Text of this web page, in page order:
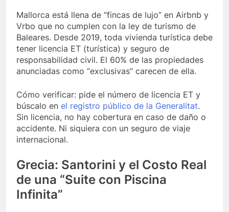
Mallorca está llena de “fincas de lujo” en Airbnb y
Vrbo que no cumplen con la ley de turismo de
Baleares. Desde 2019, toda vivienda turística debe
tener licencia ET (turística) y seguro de
responsabilidad civil. El 60% de las propiedades
anunciadas como “exclusivas” carecen de ella.
Cómo verificar: pide el número de licencia ET y
búscalo en el registro público de la Generalitat.
Sin licencia, no hay cobertura en caso de daño o
accidente. Ni siquiera con un seguro de viaje
internacional.
Grecia: Santorini y el Costo Real
de una “Suite con Piscina
Infinita”